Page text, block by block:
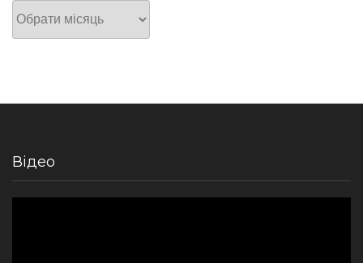
Архів
Відео